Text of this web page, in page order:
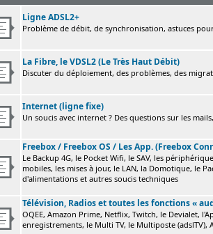
Ligne ADSL2+
Problème de débit, de synchronisation, astuces
La Fibre, le VDSL2 (Le Très Haut Débit)
Discuter du déploiement, des problèmes, des
Internet (ligne fixe)
Un soucis avec internet ? Des questions sur les
Freebox / Freebox OS / Les App. (Freebox
Le Backup 4G, le Pocket Wifi, le SAV, les
mobiles, les mises à jour, le LAN, la Domotique, le
d'alimentations et autres soucis techniques
Télévision, Radios et toutes les fonctions «
OQEE, Amazon Prime, Netflix, Twitch, le Devialet,
enregistrements, le Multi TV, le Multiposte (adslTV),